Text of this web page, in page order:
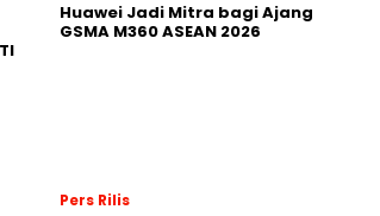
Huawei Jadi Mitra bagi Ajang
GSMA M360 ASEAN 2026
Pers Rilis